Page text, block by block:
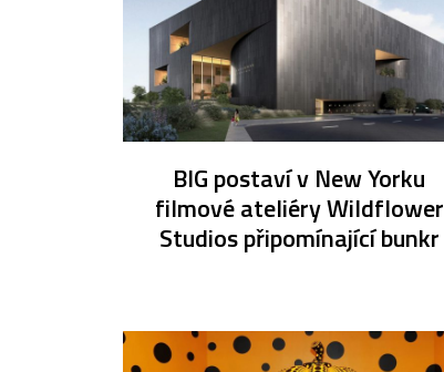
BIG postaví v New Yorku
filmové ateliéry Wildflower
Studios připomínající bunkr